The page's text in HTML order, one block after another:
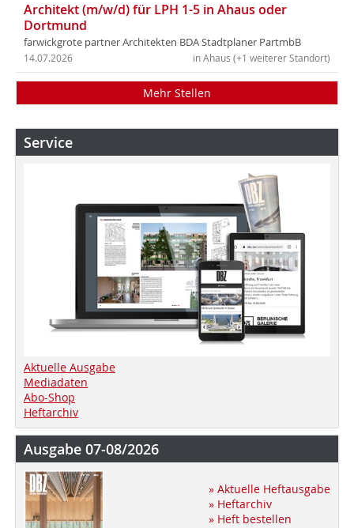
Architekt (m/w/d) für LPH 1-5 in Ahaus oder
Dortmund
farwickgrote partner Architekten BDA Stadtplaner PartmbB
in Ahaus (+1 weiterer Standort)
14.07.2026
Mehr Stellen
Service
Aktuelle Ausgabe
Mediadaten
Abo-Shop
Heftarchiv
Ausgabe 07-08/2026
» Aktuelle Heftausgabe
» Heftarchiv
» Heft bestellen